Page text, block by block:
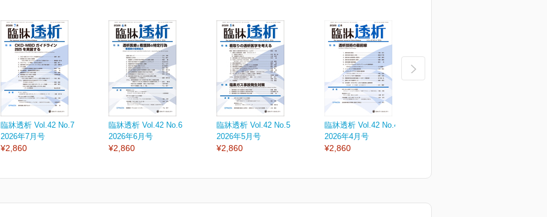
臨牀透析 Vol.42 No.7
2026年7月号
¥2,860
臨牀透析 Vol.42 No.6
2026年6月号
¥2,860
臨牀透析 Vol.42 No.5
2026年5月号
¥2,860
臨牀透析 Vol.42 No.4
2026年4月号
¥2,860